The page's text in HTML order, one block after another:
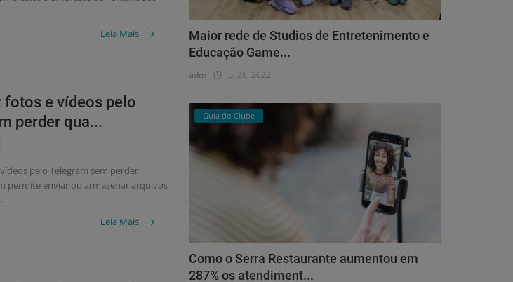
Leia Mais
fotos e vídeos pelo
perder qua...
pelo Telegram sem perder
permite enviar ou armazenar arquivos
Leia Mais
Maior rede de Studios de Entretenimento e
Educação Game...
adm Jul 28, 2022
Guia do Clube
Como o Serra Restaurante aumentou em
287% os atendiment...